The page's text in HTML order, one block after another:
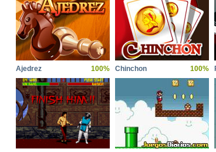
Ajedrez 100% Chinchon 100%